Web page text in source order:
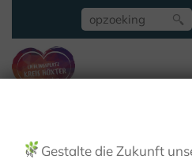
🌿 Gestalte die Zukunft